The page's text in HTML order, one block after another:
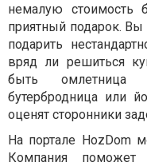
немалую стоимость
приятный подарок. Вы
подарить
вряд ли решиться
быть омлетница
бутербродница или
оценят сторонники
На портале HozDom
Компания